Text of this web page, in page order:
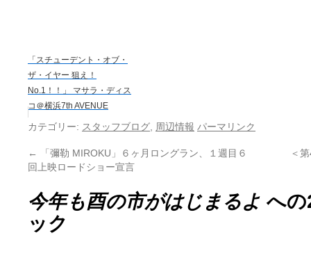
「スチューデント・オブ・
ザ・イヤー 狙え！
No.1！！」 マサラ・ディス
コ＠横浜7th AVENUE
カテゴリー: スタッフブログ 周辺情報 パーマリンク
←
「彌勒 MIROKU」６ヶ月ロングラン、１週目６
回上映ロードショー宣言
＜
今年も酉の市がはじまるよ への
ック